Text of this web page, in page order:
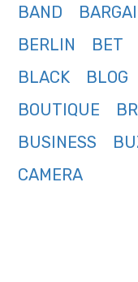
BAND
BERLIN
BET
BLACK
BLOG
BOUTIQUE
BUSINESS
CAMERA